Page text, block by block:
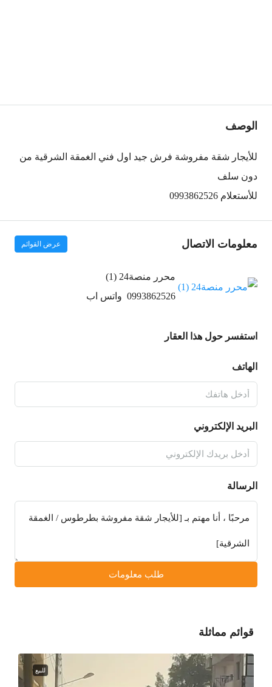
الوصف
للأيجار شقة مفروشة فرش جيد اول فني الغمقة الشرقية من
دون سلف
للأستعلام 0993862526
معلومات الاتصال عرض القوائم
محرر منصة24 (1)
0993862526 واتس اب
استفسر حول هذا العقار
الهاتف
البريد الإلكتروني
الرسالة
طلب معلومات
قوائم مماثلة
للبيع